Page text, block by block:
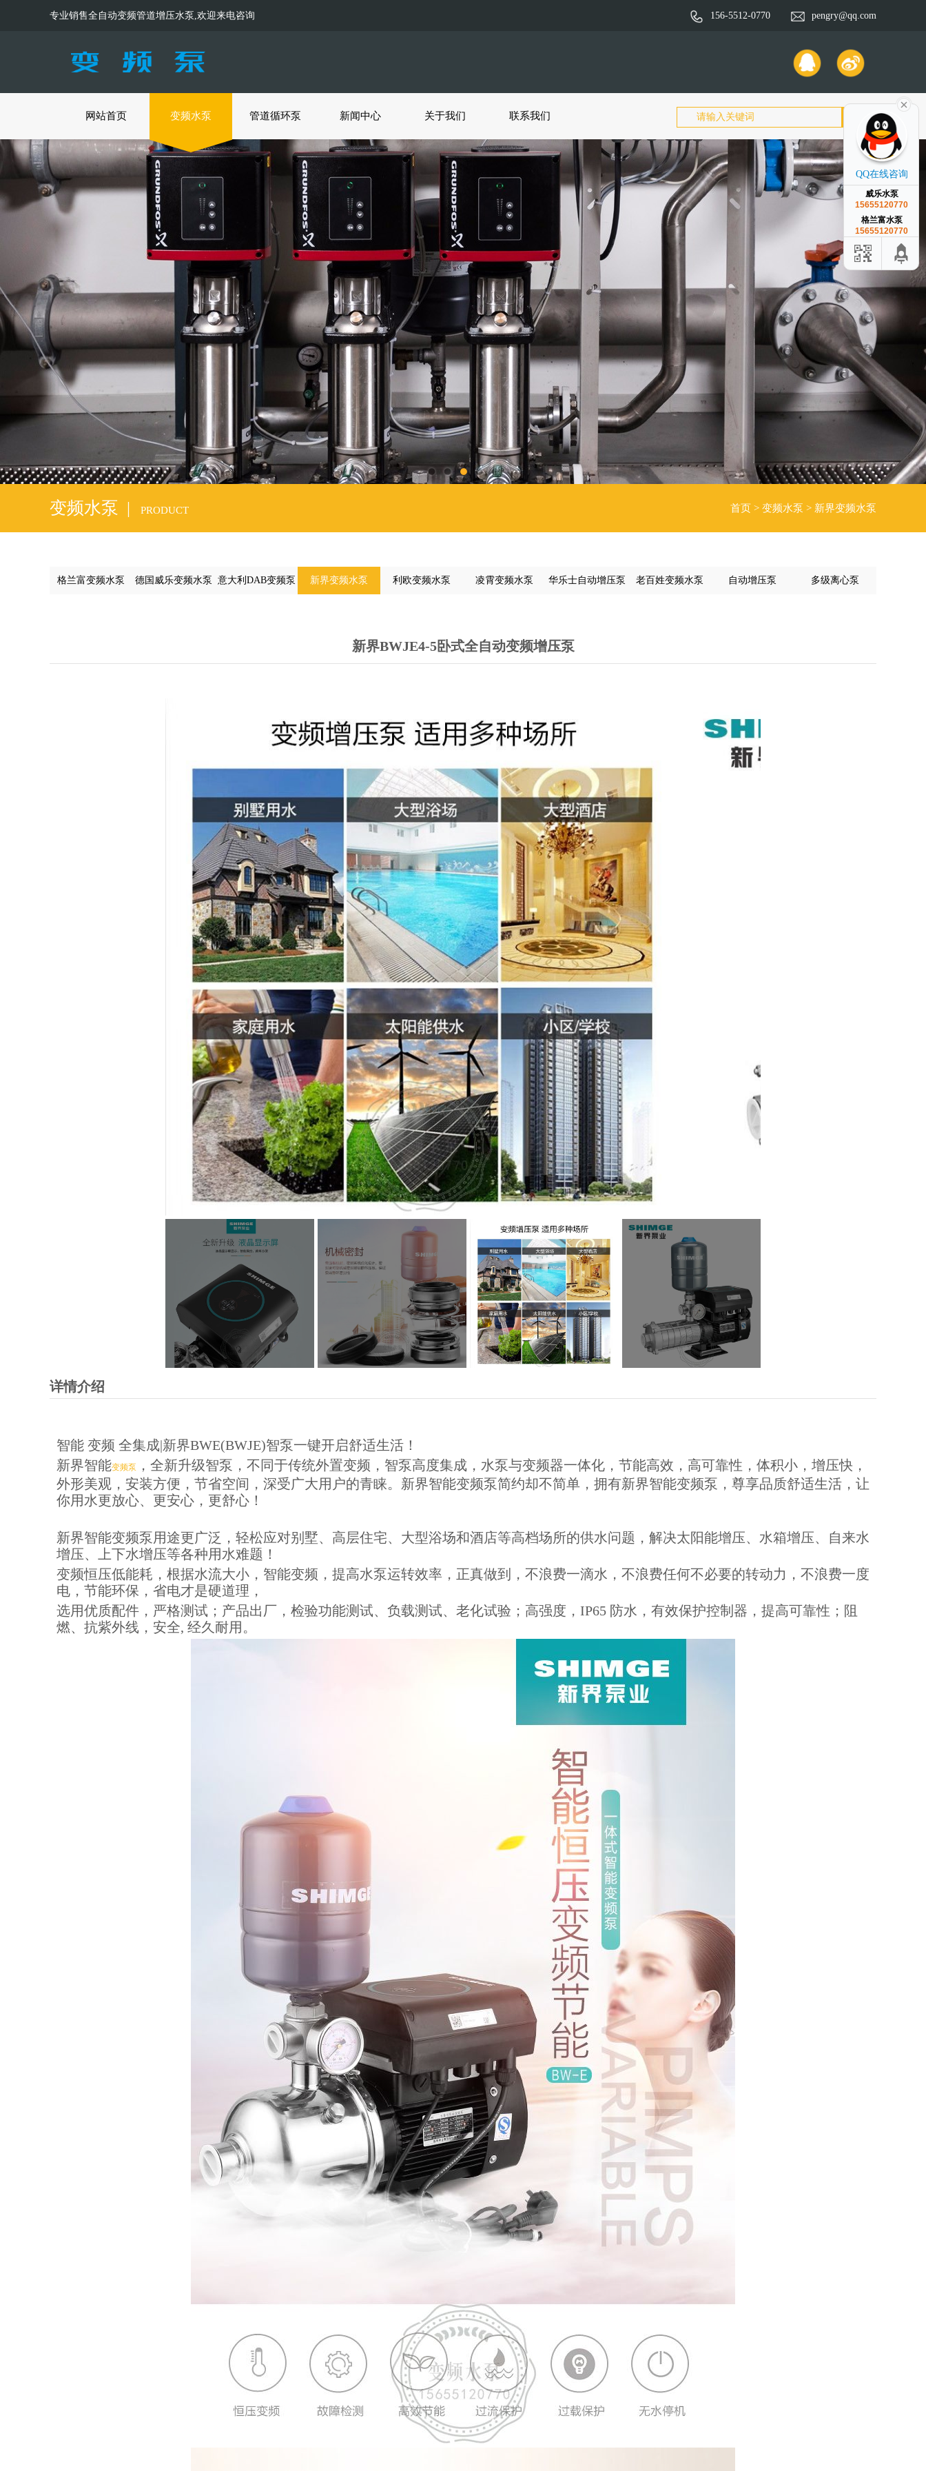
专业销售全自动变频管道增压水泵,欢迎来电咨询 156-5512-0770 pengry@qq.com
网站首页 变频水泵 管道循环泵 新闻中心 关于我们 联系我们
1 2 3 4 5
变频水泵 | PRODUCT 首页 > 变频水泵 > 新界变频水泵
格兰富变频水泵 德国威乐变频水泵 意大利DAB变频泵 新界变频水泵 利欧变频水泵 凌霄变频水泵 华乐士自动增压泵 老百姓变频水泵 自动增压泵 多级离心泵
新界BWJE4-5卧式全自动变频增压泵
详情介绍
智能 变频 全集成|新界BWE(BWJE)智泵一键开启舒适生活！
新界智能变频泵
，全新升级智泵，不同于传统外置变频，智泵高度集成，水泵与变频器一体化，节能高效，高可靠性，体积小，增压快，
外形美观，安装方便，节省空间，深受广大用户的青睐。新界智能变频泵简约却不简单，拥有新界智能变频泵，尊享品质舒适生活，让
你用水更放心、更安心，更舒心！
新界智能变频泵用途更广泛，轻松应对别墅、高层住宅、大型浴场和酒店等高档场所的供水问题，解决太阳能增压、水箱增压、自来水
增压、上下水增压等各种用水难题！
变频恒压低能耗，根据水流大小，智能变频，提高水泵运转效率，正真做到，不浪费一滴水，不浪费任何不必要的转动力，不浪费一度
电，节能环保，省电才是硬道理，
选用优质配件，严格测试；产品出厂，检验功能测试、负载测试、老化试验；高强度，IP65 防水，有效保护控制器，提高可靠性；阻
燃、抗紫外线，安全, 经久耐用。
QQ在线咨询
威乐水泵
15655120770
格兰富水泵
15655120770